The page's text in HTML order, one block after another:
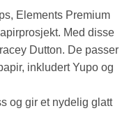
Elements Premium
Med disse
Dutton. De passer
inkludert Yupo og
og gir et nydelig glatt